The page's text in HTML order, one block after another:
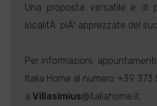
Una proposta versatile e di
localitÃ piÃ¹ apprezzate del
Per informazioni,
Italia Home al numero +39
aVillasimius@italiahome.it.